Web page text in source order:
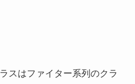
スはファイター系列のクラ